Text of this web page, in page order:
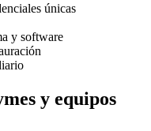
únicas
y software
y equipos